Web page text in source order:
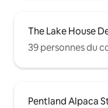
The Lake House
39 personnes du
Pentland Alpaca